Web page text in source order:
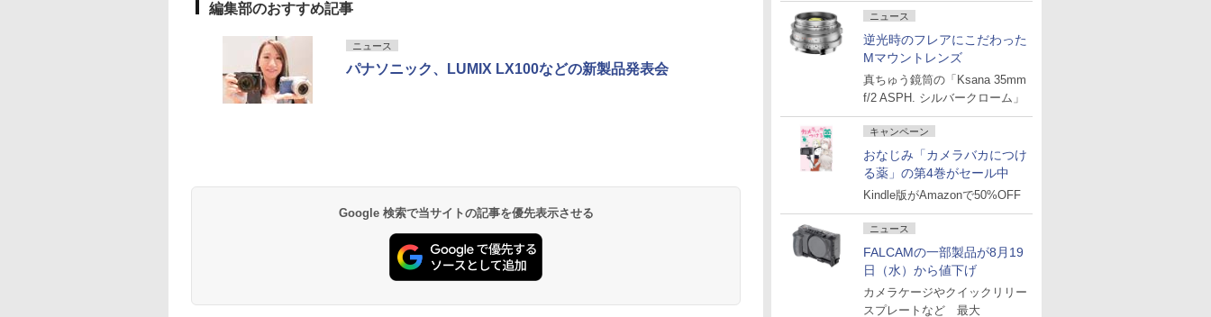
ニュース
逆光時のフレアにこだわった
Mマウントレンズ
真ちゅう鏡筒の「Ksana 35mm
f/2 ASPH. シルバークローム」
キャンペーン
おなじみ「カメラバカにつけ
る薬」の第4巻がセール中
Kindle版がAmazonで50%OFF
ニュース
FALCAMの一部製品が8月19
日（水）から値下げ
カメラケージやクイックリリー
スプレートなど 最大
編集部のおすすめ記事
ニュース
パナソニック、LUMIX LX100などの新製品発表会
Google 検索で当サイトの記事を優先表示させる